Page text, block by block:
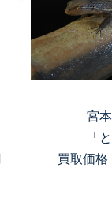
宮
「
買取価格